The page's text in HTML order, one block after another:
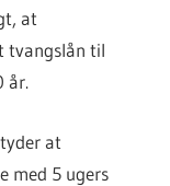
at
tvangslån til
år.
at
med 5 ugers